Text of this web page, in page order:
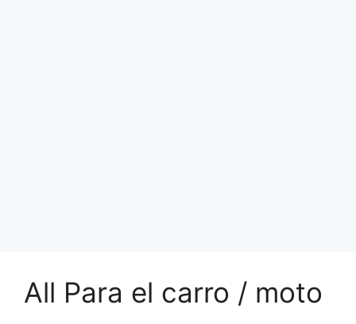
All Para el carro / moto